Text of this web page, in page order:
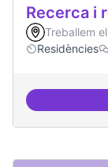
Recerca i
Treballem
Residències